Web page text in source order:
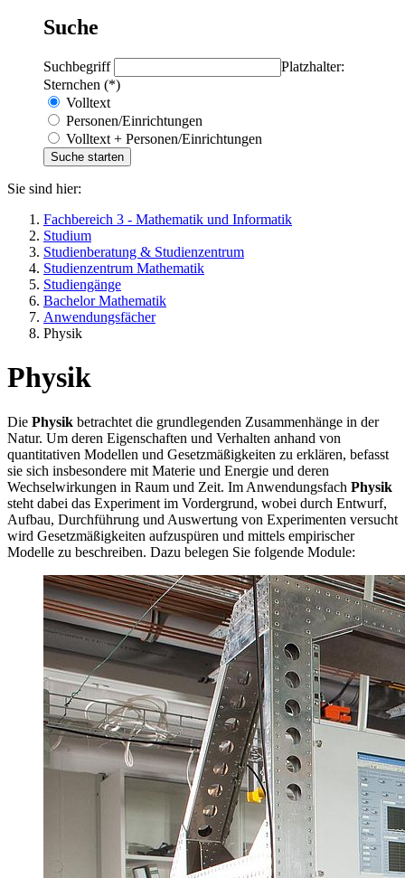
Suche
Suchbegriff
Platzhalter:
Sternchen (*)
Volltext
Personen/Einrichtungen
Volltext + Personen/Einrichtungen
Sie sind hier:
Fachbereich 3 - Mathematik und Informatik
Studium
Studienberatung & Studienzentrum
Studienzentrum Mathematik
Studiengänge
Bachelor Mathematik
Anwendungsfächer
Physik
Physik
Die Physik betrachtet die grundlegenden Zusammenhänge in der
Natur. Um deren Eigenschaften und Verhalten anhand von
quantitativen Modellen und Gesetzmäßigkeiten zu erklären, befasst
sie sich insbesondere mit Materie und Energie und deren
Wechselwirkungen in Raum und Zeit. Im Anwendungsfach Physik
steht dabei das Experiment im Vordergrund, wobei durch Entwurf,
Aufbau, Durchführung und Auswertung von Experimenten versucht
wird Gesetzmäßigkeiten aufzuspüren und mittels empirischer
Modelle zu beschreiben. Dazu belegen Sie folgende Module: